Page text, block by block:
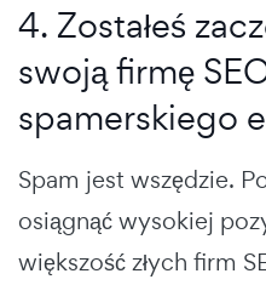
4. Zostałeś
swoją firmę
spamerskiego
Spam jest wszędzie.
osiągnąć wysokiej
większość złych firm